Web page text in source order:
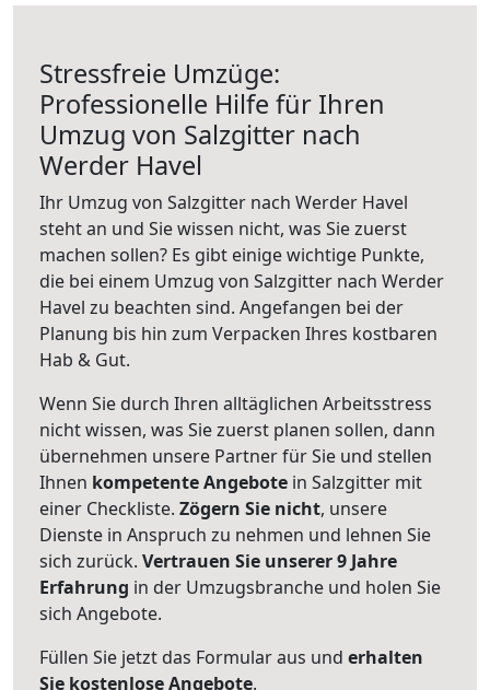
Stressfreie Umzüge:
Professionelle Hilfe für Ihren
Umzug von Salzgitter nach
Werder Havel
Ihr Umzug von Salzgitter nach Werder Havel
steht an und Sie wissen nicht, was Sie zuerst
machen sollen? Es gibt einige wichtige Punkte,
die bei einem Umzug von Salzgitter nach Werder
Havel zu beachten sind. Angefangen bei der
Planung bis hin zum Verpacken Ihres kostbaren
Hab & Gut.
Wenn Sie durch Ihren alltäglichen Arbeitsstress
nicht wissen, was Sie zuerst planen sollen, dann
übernehmen unsere Partner für Sie und stellen
Ihnen kompetente Angebote in Salzgitter mit
einer Checkliste. Zögern Sie nicht, unsere
Dienste in Anspruch zu nehmen und lehnen Sie
sich zurück. Vertrauen Sie unserer 9 Jahre
Erfahrung in der Umzugsbranche und holen Sie
sich Angebote.
Füllen Sie jetzt das Formular aus und erhalten
Sie kostenlose Angebote.